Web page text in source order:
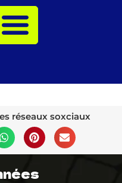
réseaux soxciaux